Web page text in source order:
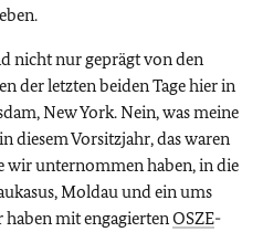
nicht nur geprägt von den
der letzten beiden Tage hier in
New York. Nein, was meine
diesem Vorsitzjahr, das waren
wir unternommen haben, in die
Moldau und ein ums
haben mit engagiertenOSZE-